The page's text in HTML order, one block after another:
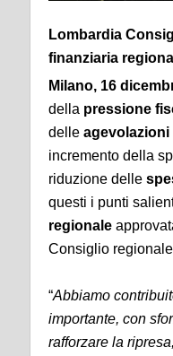
Lombardia
finanziaria
Milano, 16
della pressione
delle
incremento della
riduzione delle
questi i punti
regionale
Consiglio
“Abbiamo
importante, con
rafforzare la